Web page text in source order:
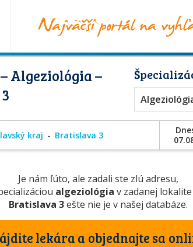
Algeziológia –
kraj Bratislava 3
Je nám ľúto, ale zadali ste zlú adresu,
algeziológia v zadanej lokalite
Bratislava 3ešte nie je v našej databáze.
lekára a objednajte sa